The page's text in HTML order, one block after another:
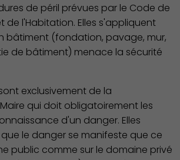
Environnement cadre de
vie
de péril prévues par le Code de
de l'Habitation. Elles s'appliquent
bâtiment (fondation, pavage, mur,
de bâtiment) menace la sécurité
exclusivement de la
qui doit obligatoirement les
d'un danger. Elles
le danger se manifeste que ce
public comme sur le domaine privé